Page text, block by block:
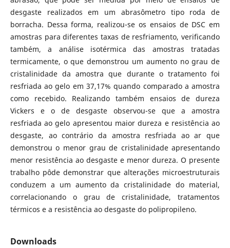
desgaste realizados em um abrasômetro tipo roda de
borracha. Dessa forma, realizou-se os ensaios de DSC em
amostras para diferentes taxas de resfriamento, verificando
também, a análise isotérmica das amostras tratadas
termicamente, o que demonstrou um aumento no grau de
cristalinidade da amostra que durante o tratamento foi
resfriada ao gelo em 37,17% quando comparado a amostra
como recebido. Realizando também ensaios de dureza
Vickers e o de desgaste observou-se que a amostra
resfriada ao gelo apresentou maior dureza e resistência ao
desgaste, ao contrário da amostra resfriada ao ar que
demonstrou o menor grau de cristalinidade apresentando
menor resistência ao desgaste e menor dureza. O presente
trabalho pôde demonstrar que alterações microestruturais
conduzem a um aumento da cristalinidade do material,
correlacionando o grau de cristalinidade, tratamentos
térmicos e a resistência ao desgaste do polipropileno.
Downloads